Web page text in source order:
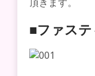
頂きます。
■ファス